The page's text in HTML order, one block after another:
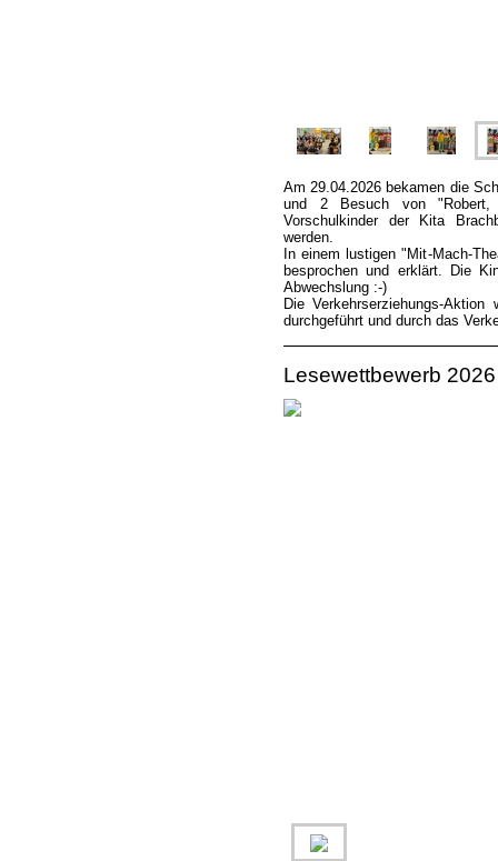
Am 29.04.2026 bekamen die
und 2 Besuch von "Robert,
Vorschulkinder der Kita
werden.
In einem lustigen "Mit-Mach-
besprochen und erklärt. Die
Abwechslung :-)
Die Verkehrserziehungs-
durchgeführt und durch das
Lesewettbewerb